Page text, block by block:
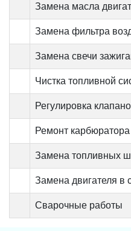
Замена масла
Замена фильтра
Замена свечи
Чистка топливной
Регулировка
Ремонт карбюратора
Замена топливных
Замена двигателя в
Сварочные работы